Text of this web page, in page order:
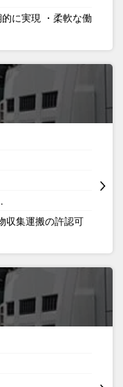
に実現 ・柔軟な働
収集運搬の許認可